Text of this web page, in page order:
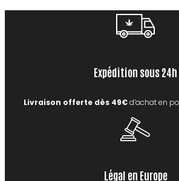
Expédition sous 24h
Livraison offerte dès 49€d’achat en
Légal en Europe